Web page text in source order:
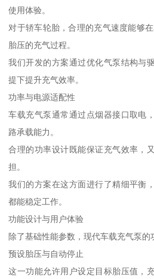
使用体验。
对于轿车轮胎，合理的充气速度能够
胎压的充气过程。
我们开发的方案通过优化气泵结构与
提下提升充气效率。
功率与电源适配性
车载充气泵通常通过点烟器接口取电
路承载能力。
合理的功率设计既能保证充气效率，
担。
我们的方案在这方面进行了精细平衡
都能稳定工作。
功能设计与用户体验
除了基础性能参数，现代车载充气泵的
预设胎压与自动停止
这一功能允许用户设定目标胎压值，